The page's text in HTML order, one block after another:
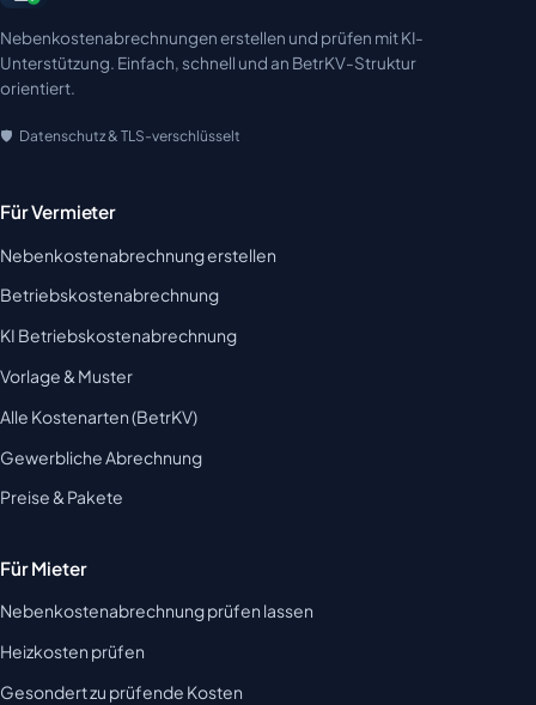
Nebenkostenabrechnungen erstellen und prüfen mit KI-
Unterstützung. Einfach, schnell und an BetrKV-Struktur
orientiert.
Datenschutz & TLS-verschlüsselt
Für Vermieter
Nebenkostenabrechnung erstellen
Betriebskostenabrechnung
KI Betriebskostenabrechnung
Vorlage & Muster
Alle Kostenarten (BetrKV)
Gewerbliche Abrechnung
Preise & Pakete
Für Mieter
Nebenkostenabrechnung prüfen lassen
Heizkosten prüfen
Gesondert zu prüfende Kosten